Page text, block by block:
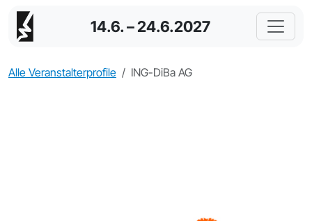
14.6. – 24.6.2027
Alle Veranstalterprofile ING-DiBa AG